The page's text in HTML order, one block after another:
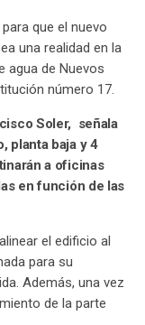
que el nuevo
una realidad en la
agua de Nuevos
número 17.
Soler, señala
planta baja y 4
a oficinas
en función de las
el edificio al
para su
Además, una vez
de la parte